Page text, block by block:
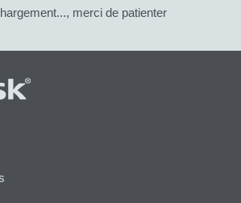
merci de patienter